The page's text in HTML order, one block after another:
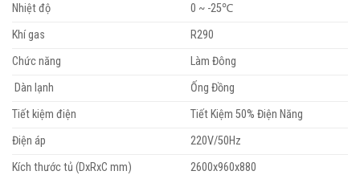
Nhiệt độ
0 ~ -25℃
Khí gas
R290
Chức năng
Làm Đông
Dàn lạnh
Ống Đồng
Tiết kiệm điện
Tiết Kiệm 50% Điện Năng
Điện áp
220V/50Hz
Kích thước tủ (DxRxC mm)
2600x960x880